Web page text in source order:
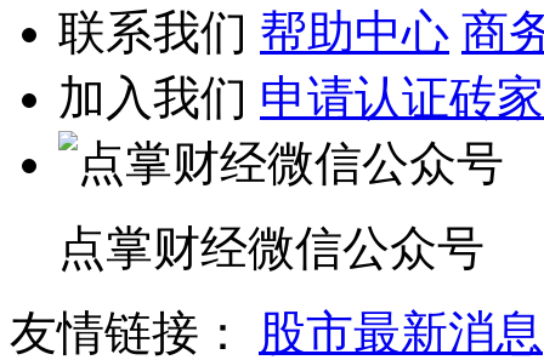
联系我们 帮助中心 商
加入我们 申请认证砖家
点掌财经微信公众号
友情链接：
股市最新消息